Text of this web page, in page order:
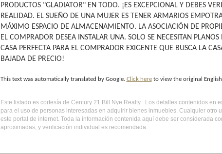
PRODUCTOS "GLADIATOR" EN TODO. ¡ES EXCEPCIONAL Y DEBES
REALIDAD. EL SUEÑO DE UNA MUJER ES TENER ARMARIOS
MÁXIMO ESPACIO DE ALMACENAMIENTO. LA ASOCIACIÓN DE
EL COMPRADOR DESEA INSTALAR UNA. SOLO SE NECESITAN
CASA PERFECTA PARA EL COMPRADOR EXIGENTE QUE BUSCA LA
BAJADA DE PRECIO!
This text was automatically translated by Google. Click hereto view the original
Este listado es cortesía de Century 21 Bill Nye Realty . Los detalles contenidos
para el uso de personas interesadas en adquirir bienes inmuebles. Cualquier
este portal de internet. Toda la información contenida aquí debe ser considerada
aproximadas, y verificación individual es recomendada.